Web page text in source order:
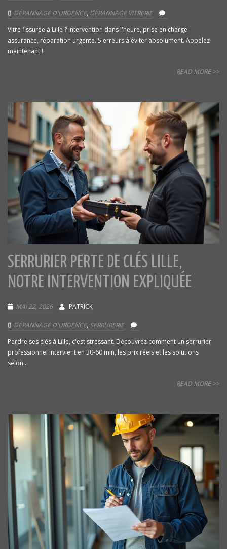
DÉPANNAGE D'URGENCE, DÉPANNAGE VITRERIE
Vitre fissurée à Lille ? Intervention dans l'heure, prise en charge
assurance, réparation urgente. 5 erreurs à éviter absolument. Appelez
maintenant !
READ MORE >>
SERRURIER PERTE DE CLÉS LILLE,
NOTRE INTERVENTION EXPLIQUÉE
MAI 22, 2026 PATRICK
DÉPANNAGE D'URGENCE, SERRURERIE
Perdre ses clés à Lille, c'est stressant. Découvrez comment un serrurier
professionnel intervient en 30-60 min, les prix réels et les solutions
selon...
READ MORE >>